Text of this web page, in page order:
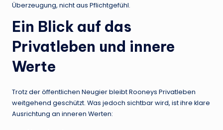
Überzeugung, nicht aus Pflichtgefühl.
Ein Blick auf das
Privatleben und innere
Werte
Trotz der öffentlichen Neugier bleibt Rooneys Privatleben
weitgehend geschützt. Was jedoch sichtbar wird, ist ihre klare
Ausrichtung an inneren Werten: